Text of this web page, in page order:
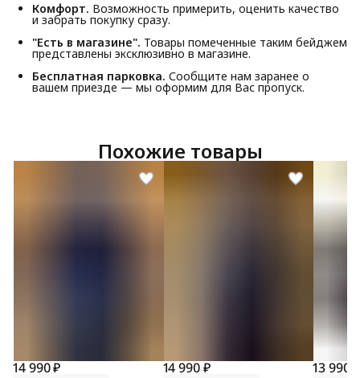
Комфорт. Возможность примерить, оценить качество
и забрать покупку сразу.
"Есть в магазине". Товары помеченные таким бейджем
представлены эксклюзивно в магазине.
Бесплатная парковка. Сообщите нам заранее о
вашем приезде — мы оформим для Вас пропуск.
Похожие товары
14 990 ₽ 14 990 ₽ 13 990 ₽